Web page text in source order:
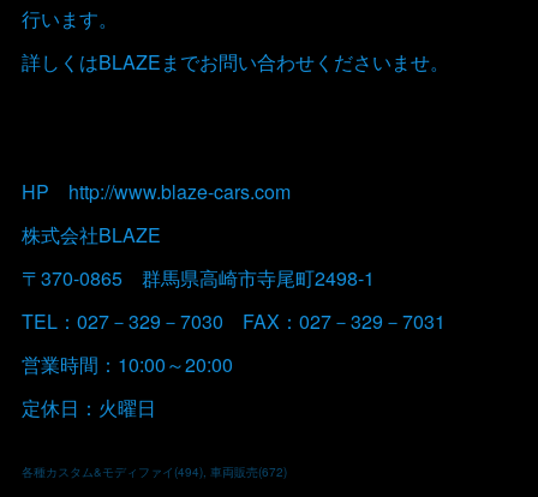
行います。
詳しくはBLAZEまでお問い合わせくださいませ。
HP http://www.blaze-cars.com
株式会社BLAZE
〒370-0865 群馬県高崎市寺尾町2498-1
TEL：027－329－7030 FAX：027－329－7031
営業時間：10:00～20:00
定休日：火曜日
各種カスタム&モディファイ (494) 車両販売(672)